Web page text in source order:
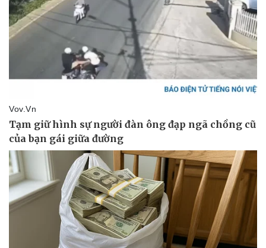
Pháp luật
Quân sự - Quốc phòng
Vũ khí
Việt Nam
Phân tích